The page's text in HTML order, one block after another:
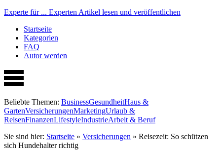
Experte für ... Experten Artikel lesen und veröffentlichen
Startseite
Kategorien
FAQ
Autor werden
Beliebte Themen: BusinessGesundheitHaus &
GartenVersicherungenMarketingUrlaub &
ReisenFinanzenLifestyleIndustrieArbeit & Beruf
Sie sind hier: Startseite » Versicherungen » Reisezeit: So schützen
sich Hundehalter richtig